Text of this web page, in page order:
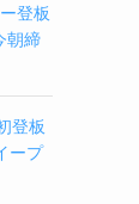
登板
朝締
登板
ープ